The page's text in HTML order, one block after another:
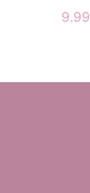
9.99